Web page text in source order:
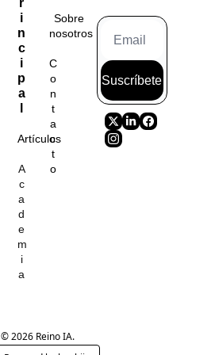
r
i
n
c
i
p
a
Artículos
A
c
a
d
e
m
i
a
Sobre
nosotros
C
o
n
t
a
c
t
o
Suscríbete
© 2026 Reino IA.